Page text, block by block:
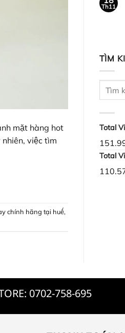
mặt hàng hot
việc tìm
chính hãng tại huế,
Th11
TÌM
Total
Total
0702-758-695